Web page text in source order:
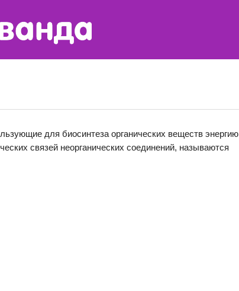
для биосинтеза органических веществ энергию
связей неорганических соединений, называются